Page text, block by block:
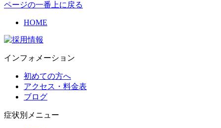
ページの一番上に戻る
HOME
インフォメーション
初めての方へ
アクセス・料金表
ブログ
症状別メニュー